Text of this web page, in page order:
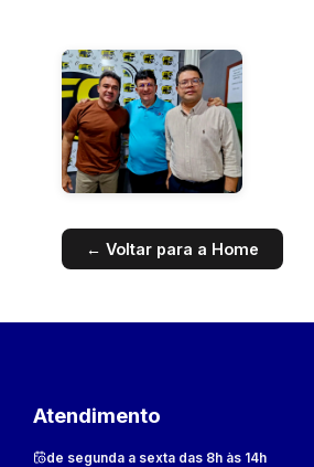
← Voltar para a Home
Atendimento
de segunda a sexta das 8h às 14h